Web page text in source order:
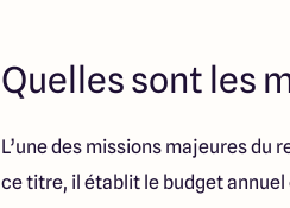
Quelles sont les
L’une des missions majeures du
ce titre, il établit le budget annuel